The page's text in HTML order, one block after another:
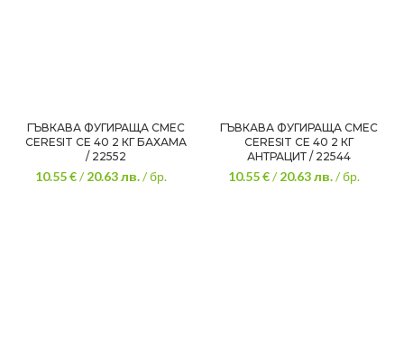
ГЪВКАВА ФУГИРАЩА СМЕС
CERESIT CE 40 2 КГ БАХАМА
/ 22552
10.55 €/20.63лв./ бр.
ГЪВКАВА ФУГИРАЩА СМЕС
CERESIT CE 40 2 КГ
АНТРАЦИТ / 22544
10.55 €/20.63лв./ бр.